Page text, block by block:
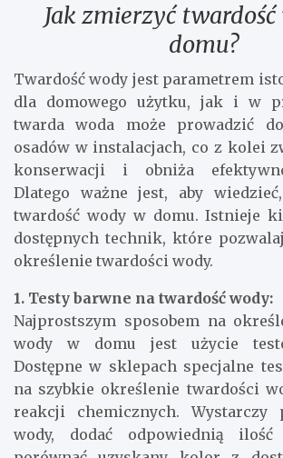
Jak zmierzyć
domu?
Twardość wody jest parametrem
dla domowego użytku, jak i w
twarda woda może prowadzić
osadów w instalacjach, co z kolei
konserwacji i obniża
Dlatego ważne jest, aby
twardość wody w domu. Istnieje
dostępnych technik, które
określenie twardości wody.
1. Testy barwne na twardość wody:
Najprostszym sposobem na
wody w domu jest użycie
Dostępne w sklepach specjalne
na szybkie określenie twardości
reakcji chemicznych. Wystarczy
wody, dodać odpowiednią